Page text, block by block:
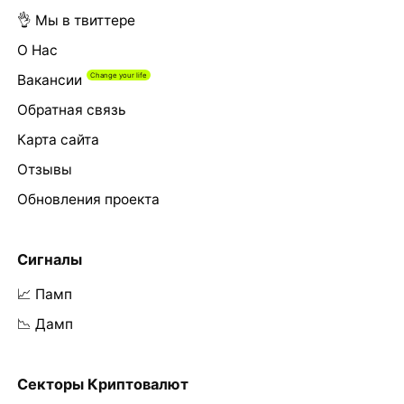
👌 Мы в твиттере
О Нас
Вакансии
Обратная связь
Карта сайта
Отзывы
Обновления проекта
Сигналы
📈 Памп
📉 Дамп
Секторы Криптовалют